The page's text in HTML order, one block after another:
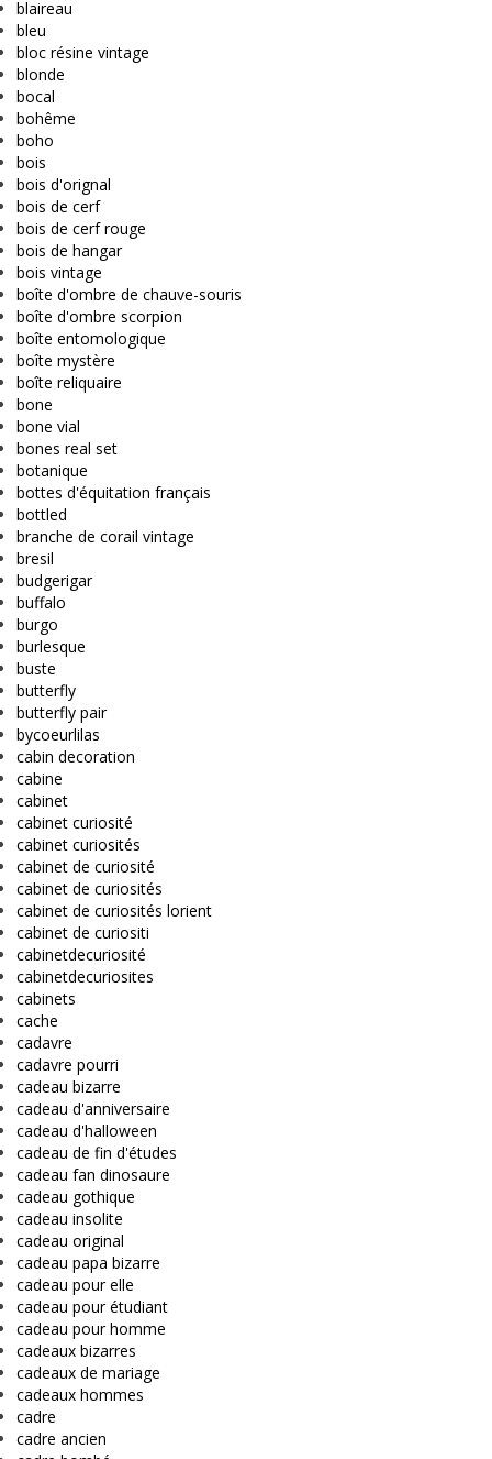
blaireau
bleu
bloc résine vintage
blonde
bocal
bohême
boho
bois
bois d'orignal
bois de cerf
bois de cerf rouge
bois de hangar
bois vintage
boîte d'ombre de chauve-souris
boîte d'ombre scorpion
boîte entomologique
boîte mystère
boîte reliquaire
bone
bone vial
bones real set
botanique
bottes d'équitation français
bottled
branche de corail vintage
bresil
budgerigar
buffalo
burgo
burlesque
buste
butterfly
butterfly pair
bycoeurlilas
cabin decoration
cabine
cabinet
cabinet curiosité
cabinet curiosités
cabinet de curiosité
cabinet de curiosités
cabinet de curiosités lorient
cabinet de curiositi
cabinetdecuriosité
cabinetdecuriosites
cabinets
cache
cadavre
cadavre pourri
cadeau bizarre
cadeau d'anniversaire
cadeau d'halloween
cadeau de fin d'études
cadeau fan dinosaure
cadeau gothique
cadeau insolite
cadeau original
cadeau papa bizarre
cadeau pour elle
cadeau pour étudiant
cadeau pour homme
cadeaux bizarres
cadeaux de mariage
cadeaux hommes
cadre
cadre ancien